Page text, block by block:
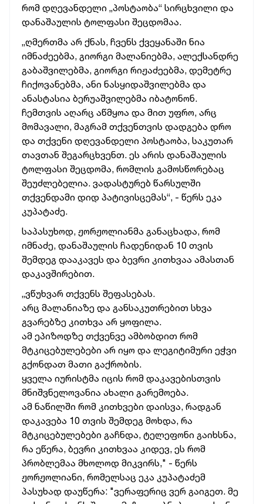
რომ დღევანდელი „პოსტაობა“ სირცხვილი და
დანაშაულის ტოლფასი შეცდომაა.
„ღმერთმა არ ქნას, ჩვენს ქვეყანაში ნია
იმნაძეებმა, გიორგი მალანიებმა, ალექსანდრე
გაბაშვილებმა, გიორგი რიჟაძეებმა, დემეტრე
ჩიქოვანებმა, ანი ნასყიდაშვილებმა და
ანასტასია ბერუაშვილებმა იბატონონ.
ჩემთვის აღარც აწმყოა და მით უფრო, არც
მომავალი, მაგრამ თქვენთვის დადგება დრო
და თქვენი დღევანდელი პოსტაობა, საკუთარ
თავთან შეგარცხვენთ. ეს არის დანაშაულის
ტოლფასი შეცდომა, რომლის გამოსწორებაც
შეუძლებელია. ვადასტურებ წარსულში
თქვენდამი დიდ პატივისცემას“, - წერს ეკა
კუპატაძე.
საპასუხოდ, ჟორჟოლიანმა განაცხადა, რომ
იმნაძე, დანაშაულის ჩადენიდან 10 თვის
შემდეგ დააკავეს და ბევრი კითხვაა ამასთან
დაკავშირებით.
„ვწუხვარ თქვენს შეფასებას.
არც მალანიაზე და განსაკუთრებით სხვა
გვარებზე კითხვა არ ყოფილა.
ამ ეპიზოდზე თქვენვე ამბობდით რომ
მტკიცებულებები არ იყო და ლეგიტიმური ეჭვი
გქონდათ მათი გაქრობის.
ყველა იურისტმა იცის რომ დაკავებისთვის
მნიშვნელოვანია ახალი გარემოება.
ამ ნაწილში რომ კითხვები დაისვა, რადგან
დაკავება 10 თვის შემდეგ მოხდა, რა
მტკიცებულებები გაჩნდა, ტელეფონი გაიხსნა,
რა ეწერა, ბევრი კითხვაა კიდევ, ეს რომ
პრობლემაა მხოლოდ მიკვირს," - წერს
ჟორჟოლიანი, რომელსაც ეკა კუპატაძემ
პასუხად დაუწერა: "ვერაფერიც ვერ გაიგეთ. მე